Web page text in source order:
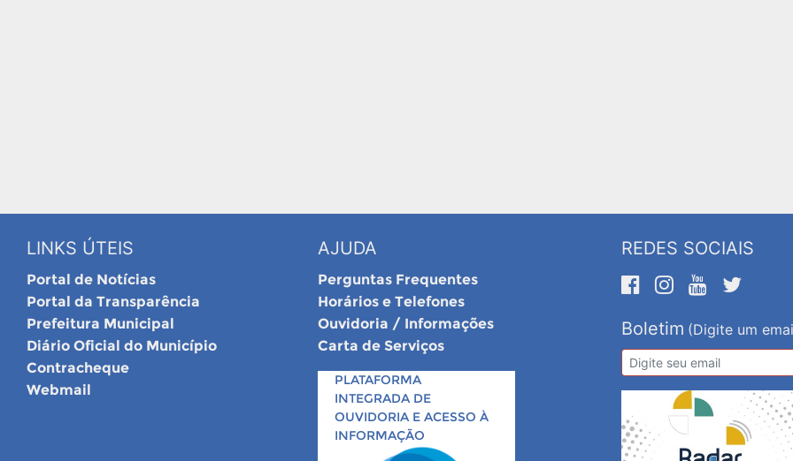
LINKS ÚTEIS
Portal de Notícias
Portal da Transparência
Prefeitura Municipal
Diário Oficial do Município
Contracheque
Webmail
AJUDA
Perguntas Frequentes
Horários e Telefones
Ouvidoria / Informações
Carta de Serviços
PLATAFORMA
INTEGRADA DE
OUVIDORIA E ACESSO À
INFORMAÇÃO
REDES SOCIAIS
Boletim (Digite um